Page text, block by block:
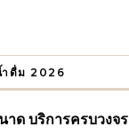
ำดื่ม 2026
ด บริการครบวงจร